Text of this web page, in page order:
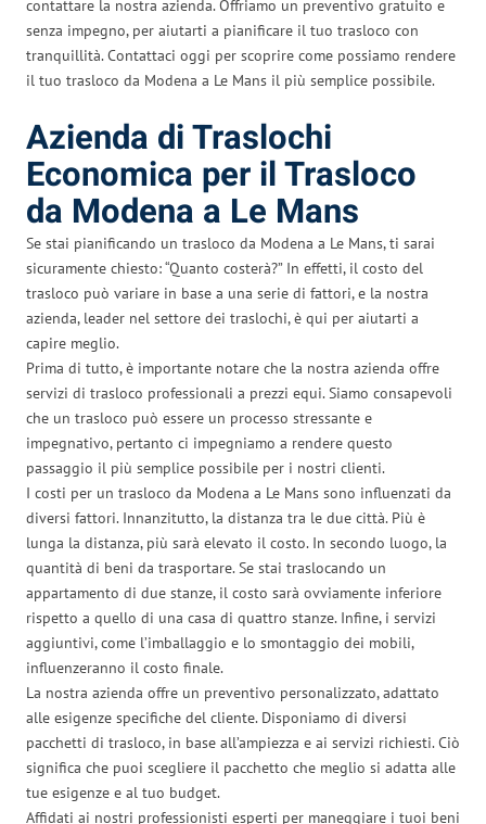
contattare la nostra azienda. Offriamo un preventivo gratuito e
senza impegno, per aiutarti a pianificare il tuo trasloco con
tranquillità. Contattaci oggi per scoprire come possiamo rendere
il tuo trasloco da Modena a Le Mans il più semplice possibile.
Azienda di Traslochi
Economica per il Trasloco
da Modena a Le Mans
Se stai pianificando un trasloco da Modena a Le Mans, ti sarai
sicuramente chiesto: “Quanto costerà?” In effetti, il costo del
trasloco può variare in base a una serie di fattori, e la nostra
azienda, leader nel settore dei traslochi, è qui per aiutarti a
capire meglio.
Prima di tutto, è importante notare che la nostra azienda offre
servizi di trasloco professionali a prezzi equi. Siamo consapevoli
che un trasloco può essere un processo stressante e
impegnativo, pertanto ci impegniamo a rendere questo
passaggio il più semplice possibile per i nostri clienti.
I costi per un trasloco da Modena a Le Mans sono influenzati da
diversi fattori. Innanzitutto, la distanza tra le due città. Più è
lunga la distanza, più sarà elevato il costo. In secondo luogo, la
quantità di beni da trasportare. Se stai traslocando un
appartamento di due stanze, il costo sarà ovviamente inferiore
rispetto a quello di una casa di quattro stanze. Infine, i servizi
aggiuntivi, come l’imballaggio e lo smontaggio dei mobili,
influenzeranno il costo finale.
La nostra azienda offre un preventivo personalizzato, adattato
alle esigenze specifiche del cliente. Disponiamo di diversi
pacchetti di trasloco, in base all’ampiezza e ai servizi richiesti. Ciò
significa che puoi scegliere il pacchetto che meglio si adatta alle
tue esigenze e al tuo budget.
Affidati ai nostri professionisti esperti per maneggiare i tuoi beni